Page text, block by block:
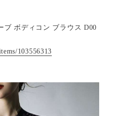
ブ ボディコン ブラウス D00
103556313